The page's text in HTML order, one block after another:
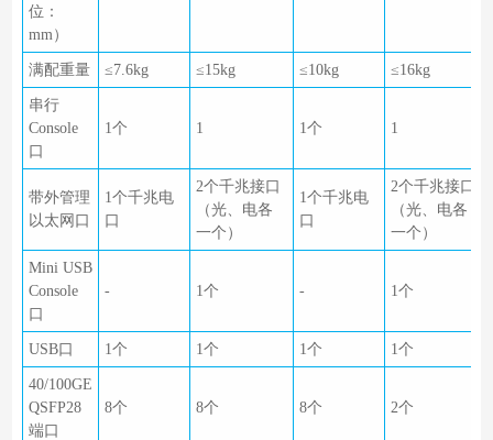
位：
mm）
满配重量 ≤7.6kg ≤15kg ≤10kg ≤16kg
串行
Console
口
1个 1 1个 1
带外管理
以太网口
1个千兆电
口
2个千兆接口
（光、电各
一个）
1个千兆电
口
2个千兆接口
（光、电各
一个）
Mini USB
Console
口
- 1个 - 1个
USB口 1个 1个 1个 1个
40/100GE
QSFP28
端口
8个 8个 8个 2个